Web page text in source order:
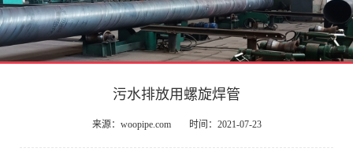
污水排放用螺旋焊管
来源：woopipe.com 时间：2021-07-23